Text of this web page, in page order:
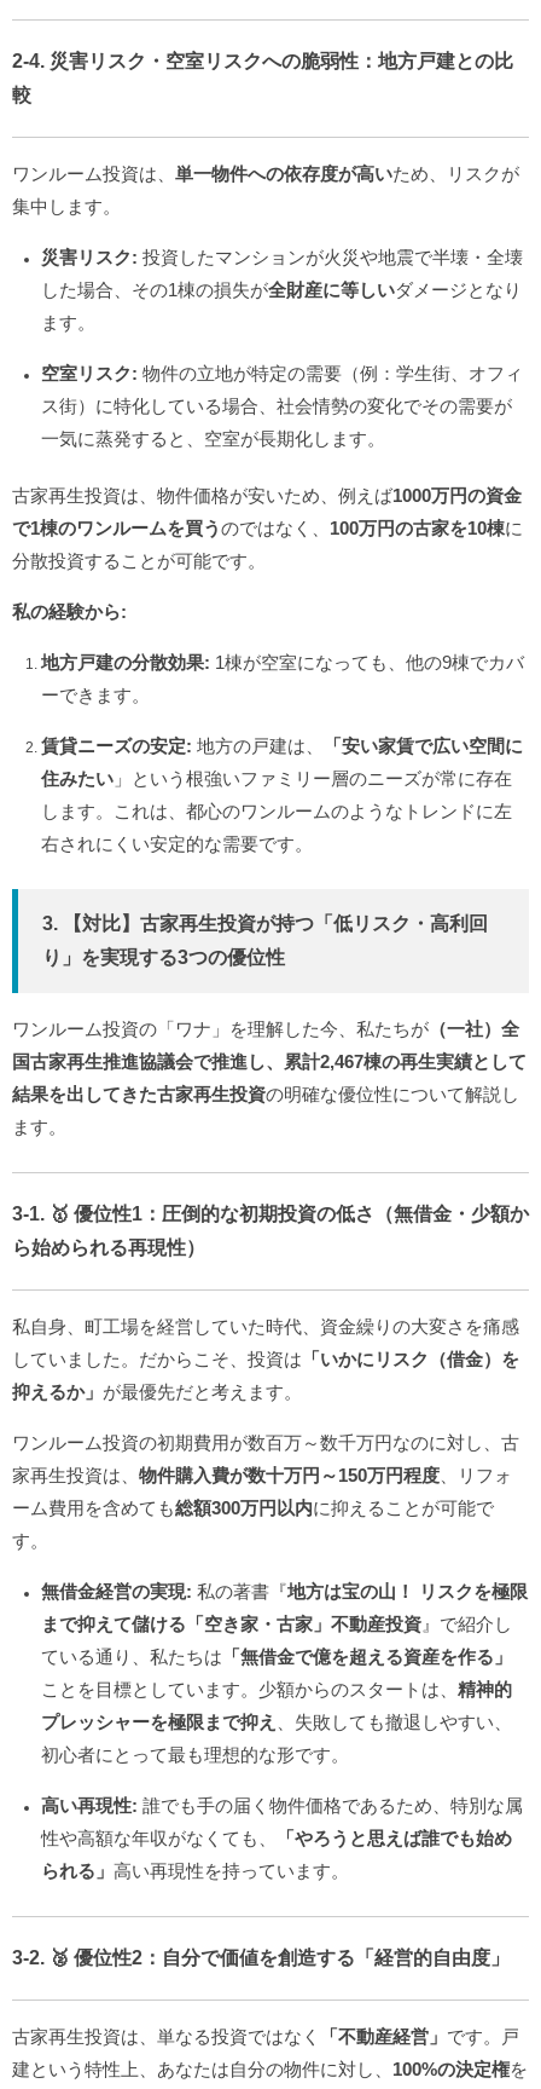
2-4. 災害リスク・空室リスクへの脆弱性：地方戸建との比
較
ワンルーム投資は、 単一物件への依存度が高いため、リスクが
集中します。
災害リスク: 投資したマンションが火災や地震で半壊・全壊
した場合、その1棟の損失が全財産に等しいダメージとなり
ます。
空室リスク: 物件の立地が特定の需要（例：学生街、オフィ
ス街）に特化している場合、社会情勢の変化でその需要が
一気に蒸発すると、空室が長期化します。
古家再生投資は、物件価格が安いため、例えば1000万円の資金
で1棟のワンルームを買うのではなく、 100万円の古家を10棟に
分散投資することが可能です。
私の経験から:
地方戸建の分散効果: 1棟が空室になっても、他の9棟でカバ
ーできます。
賃貸ニーズの安定: 地方の戸建は、
「安い家賃で広い空間に
住みたい 」という根強いファミリー層のニーズが常に存在
します。これは、都心のワンルームのようなトレンドに左
右されにくい安定的な需要です。
3. 【対比】古家再生投資が持つ「低リスク・高利回
り」を実現する3つの優位性
ワンルーム投資の「ワナ」を理解した今、私たちが （一社）全
国古家再生推進協議会で推進し、累計2,467棟の再生実績として
結果を出してきた古家再生投資の明確な優位性について解説し
ます。
3-1. 🥇 優位性1：圧倒的な初期投資の低さ（無借金・少額か
ら始められる再現性）
私自身、町工場を経営していた時代、資金繰りの大変さを痛感
していました。だからこそ、投資は 「いかにリスク（借金）を
抑えるか」 が最優先だと考えます。
ワンルーム投資の初期費用が数百万～数千万円なのに対し、古
家再生投資は、 物件購入費が数十万円～150万円程度 、リフォ
ーム費用を含めても総額300万円以内に抑えることが可能で
す。
無借金経営の実現: 私の著書『地方は宝の山！ リスクを極限
まで抑えて儲ける「空き家・古家」不動産投資 』で紹介し
ている通り、私たちは 「無借金で億を超える資産を作る」
ことを目標としています。少額からのスタートは、 精神的
プレッシャーを極限まで抑え
、失敗しても撤退しやすい、
初心者にとって最も理想的な形です。
高い再現性: 誰でも手の届く物件価格であるため、特別な属
性や高額な年収がなくても、
「やろうと思えば誰でも始め
られる」 高い再現性を持っています。
3-2. 🥈 優位性2：自分で価値を創造する「経営的自由度」
古家再生投資は、単なる投資ではなく 「不動産経営」 です。戸
建という特性上、あなたは自分の物件に対し、 100%の決定権を